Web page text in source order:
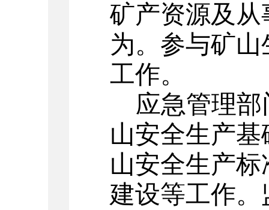
矿产资源及
为。参与矿
工作。
应急管理
山安全生产
山安全生产
建设等工作